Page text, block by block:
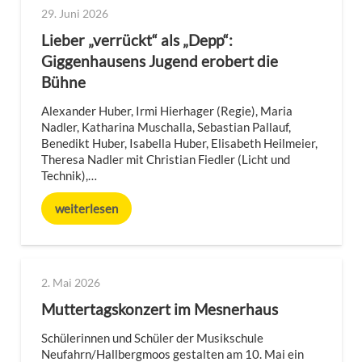
29. Juni 2026
Lieber „verrückt“ als „Depp“:
Giggenhausens Jugend erobert die
Bühne
Alexander Huber, Irmi Hierhager (Regie), Maria
Nadler, Katharina Muschalla, Sebastian Pallauf,
Benedikt Huber, Isabella Huber, Elisabeth Heilmeier,
Theresa Nadler mit Christian Fiedler (Licht und
Technik),…
weiterlesen
2. Mai 2026
Muttertagskonzert im Mesnerhaus
Schülerinnen und Schüler der Musikschule
Neufahrn/Hallbergmoos gestalten am 10. Mai ein